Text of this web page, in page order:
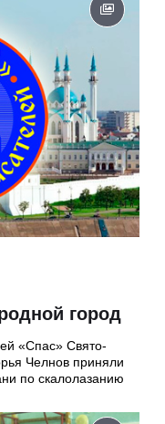
город
«Спас» Свято-
Челнов приняли
по скалолазанию